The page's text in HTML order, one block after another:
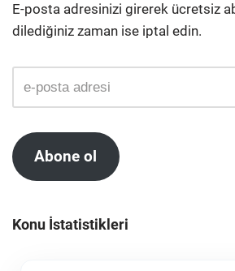
E-posta adresinizi girerek ücretsiz
dilediğiniz zaman ise iptal edin.
Abone ol
Konu İstatistikleri